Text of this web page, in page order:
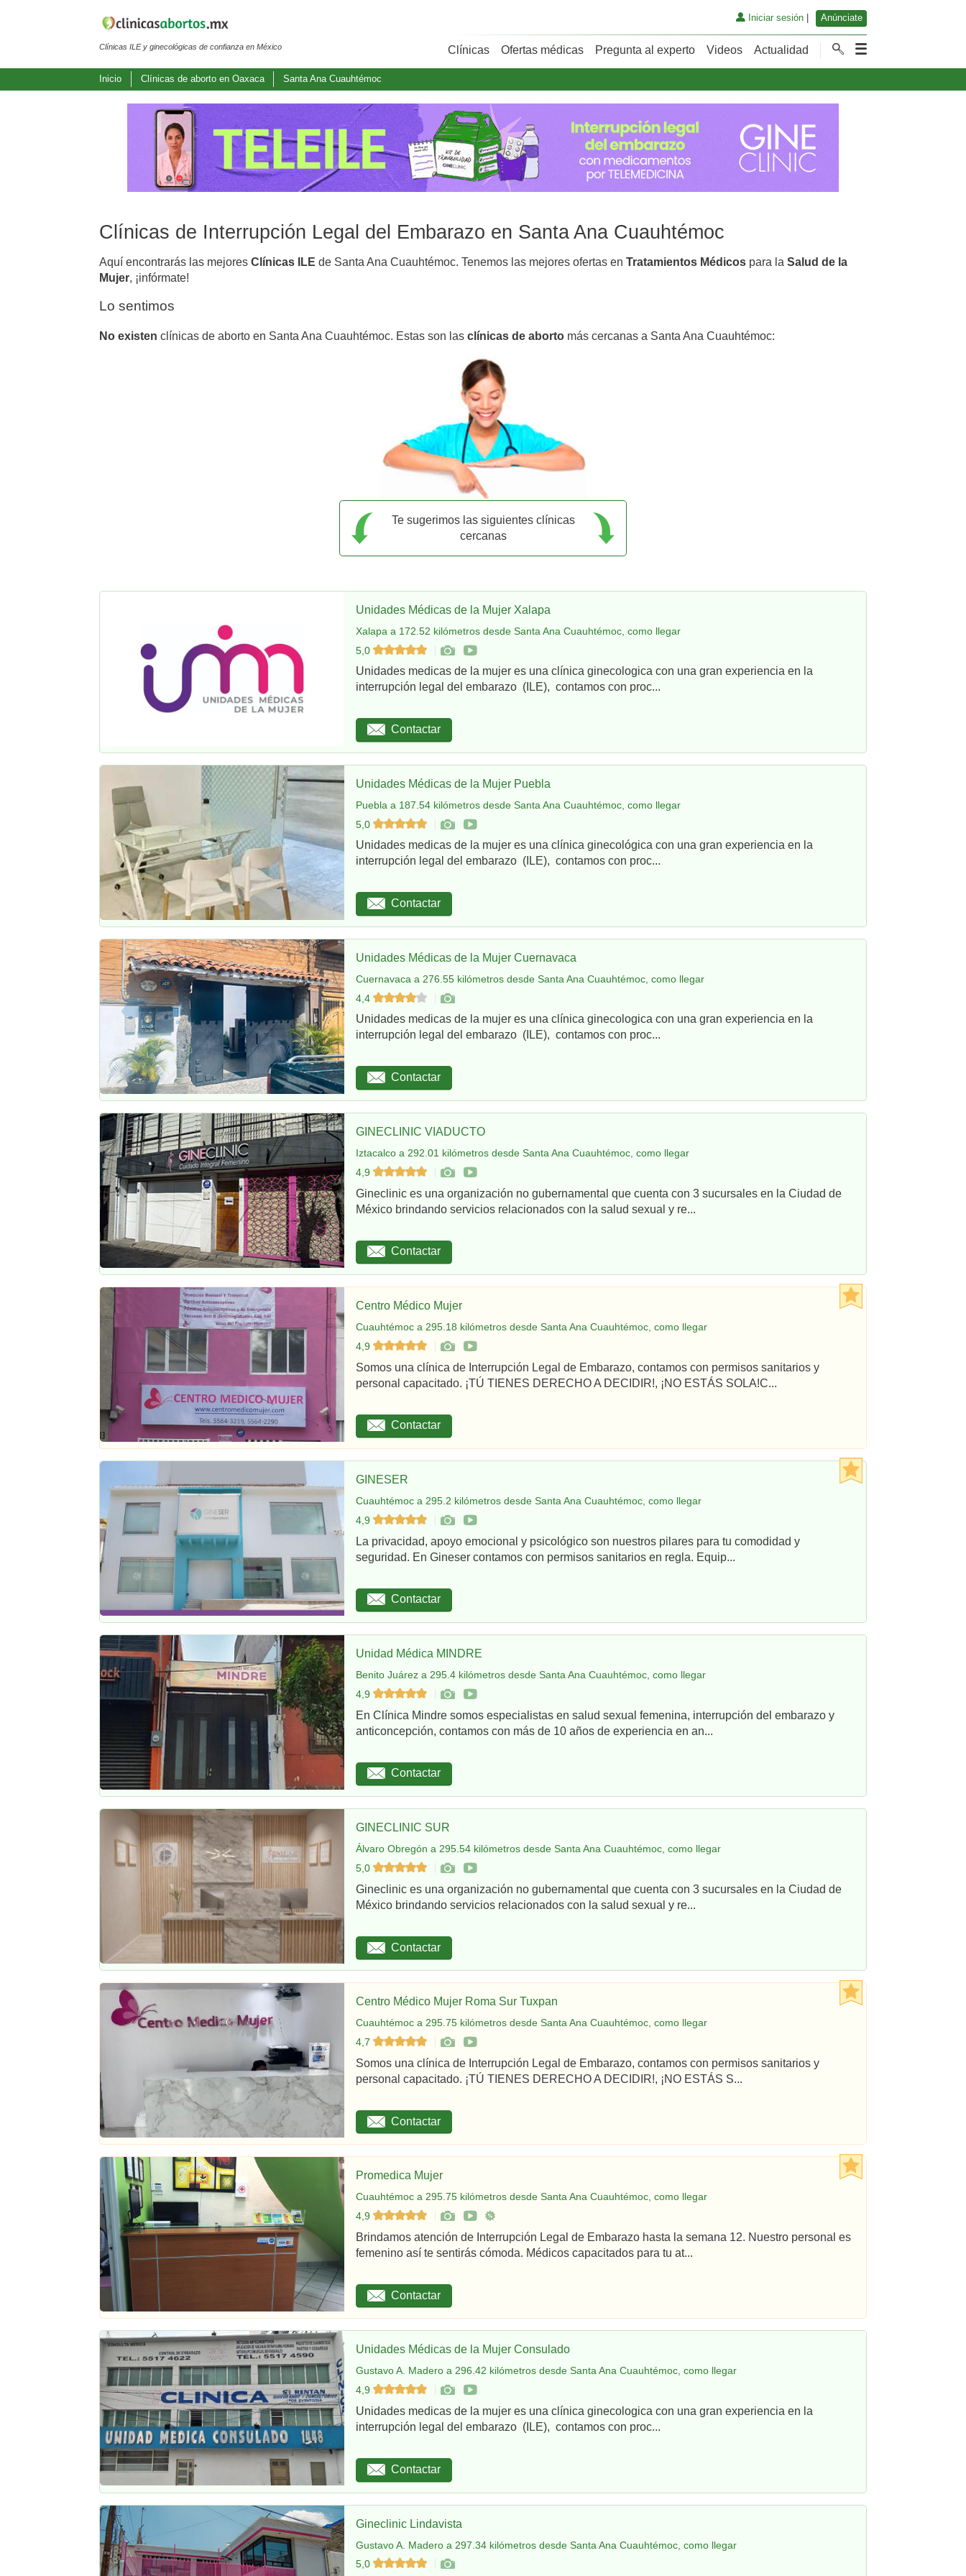
Clínicas ILE y ginecológicas de confianza en México
Iniciar sesión| Anúnciate
Clínicas Ofertas médicas Pregunta al experto Videos Actualidad
Inicio Clínicas de aborto en Oaxaca Santa Ana Cuauhtémoc
Clínicas de Interrupción Legal del Embarazo en Santa Ana Cuauhtémoc
Aquí encontrarás las mejores Clínicas ILE de Santa Ana Cuauhtémoc. Tenemos las mejores ofertas en Tratamientos Médicos para la Salud de la
Mujer, ¡infórmate!
Lo sentimos
No existen clínicas de aborto en Santa Ana Cuauhtémoc. Estas son las clínicas de aborto más cercanas a Santa Ana Cuauhtémoc:
Te sugerimos las siguientes clínicas
cercanas
Unidades Médicas de la Mujer Xalapa
Xalapa a 172.52 kilómetros desde Santa Ana Cuauhtémoc, como llegar
5,0
Unidades medicas de la mujer es una clínica ginecologica con una gran experiencia en la
interrupción legal del embarazo (ILE), contamos con proc...
Contactar
Unidades Médicas de la Mujer Puebla
Puebla a 187.54 kilómetros desde Santa Ana Cuauhtémoc, como llegar
5,0
Unidades medicas de la mujer es una clínica ginecológica con una gran experiencia en la
interrupción legal del embarazo (ILE), contamos con proc...
Contactar
Unidades Médicas de la Mujer Cuernavaca
Cuernavaca a 276.55 kilómetros desde Santa Ana Cuauhtémoc, como llegar
4,4
Unidades medicas de la mujer es una clínica ginecologica con una gran experiencia en la
interrupción legal del embarazo (ILE), contamos con proc...
Contactar
GINECLINIC VIADUCTO
Iztacalco a 292.01 kilómetros desde Santa Ana Cuauhtémoc, como llegar
4,9
Gineclinic es una organización no gubernamental que cuenta con 3 sucursales en la Ciudad de
México brindando servicios relacionados con la salud sexual y re...
Contactar
Centro Médico Mujer
Cuauhtémoc a 295.18 kilómetros desde Santa Ana Cuauhtémoc, como llegar
4,9
Somos una clínica de Interrupción Legal de Embarazo, contamos con permisos sanitarios y
personal capacitado. ¡TÚ TIENES DERECHO A DECIDIR!, ¡NO ESTÁS SOLA!C...
Contactar
GINESER
Cuauhtémoc a 295.2 kilómetros desde Santa Ana Cuauhtémoc, como llegar
4,9
La privacidad, apoyo emocional y psicológico son nuestros pilares para tu comodidad y
seguridad. En Gineser contamos con permisos sanitarios en regla. Equip...
Contactar
Unidad Médica MINDRE
Benito Juárez a 295.4 kilómetros desde Santa Ana Cuauhtémoc, como llegar
4,9
En Clínica Mindre somos especialistas en salud sexual femenina, interrupción del embarazo y
anticoncepción, contamos con más de 10 años de experiencia en an...
Contactar
GINECLINIC SUR
Álvaro Obregón a 295.54 kilómetros desde Santa Ana Cuauhtémoc, como llegar
5,0
Gineclinic es una organización no gubernamental que cuenta con 3 sucursales en la Ciudad de
México brindando servicios relacionados con la salud sexual y re...
Contactar
Centro Médico Mujer Roma Sur Tuxpan
Cuauhtémoc a 295.75 kilómetros desde Santa Ana Cuauhtémoc, como llegar
4,7
Somos una clínica de Interrupción Legal de Embarazo, contamos con permisos sanitarios y
personal capacitado. ¡TÚ TIENES DERECHO A DECIDIR!, ¡NO ESTÁS S...
Contactar
Promedica Mujer
Cuauhtémoc a 295.75 kilómetros desde Santa Ana Cuauhtémoc, como llegar
4,9
Brindamos atención de Interrupción Legal de Embarazo hasta la semana 12. Nuestro personal es
femenino así te sentirás cómoda. Médicos capacitados para tu at...
Contactar
Unidades Médicas de la Mujer Consulado
Gustavo A. Madero a 296.42 kilómetros desde Santa Ana Cuauhtémoc, como llegar
4,9
Unidades medicas de la mujer es una clínica ginecologica con una gran experiencia en la
interrupción legal del embarazo (ILE), contamos con proc...
Contactar
Gineclinic Lindavista
Gustavo A. Madero a 297.34 kilómetros desde Santa Ana Cuauhtémoc, como llegar
5,0